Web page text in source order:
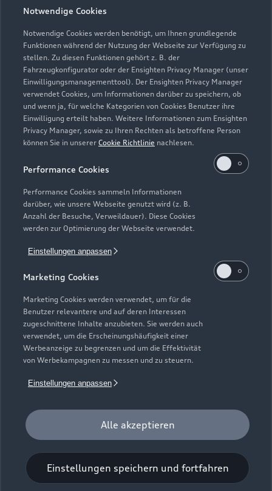
Notwendige Cookies
Notwendige Cookies werden benötigt, um Ihnen grundlegende
Funktionen während der Nutzung der Webseite zur Verfügung zu
stellen. Zu diesen Funktionen gehört z. B. der
Fahrzeugkonfigurator oder der Ensighten Privacy Manager (unser
Einwilligungsmanagementtool). Der Ensighten Privacy Manager
verwendet Cookies, um Informationen darüber zu speichern, ob
und wenn ja, für welche Kategorien von Cookies Benutzer ihre
Einwilligung erteilt haben. Weitere Informationen zum Ensighten
Privacy Manager, sowie zu Ihren Rechten als betroffene Person
können Sie in unserer Cookie Richtlinie nachlesen.
Performance Cookies
Performance Cookies sammeln Informationen
darüber, wie unsere Webseite genutzt wird (z. B.
Anzahl der Besuche, Verweildauer). Diese Cookies
werden zur Optimierung der Webseite verwendet.
Einstellungen anpassen
Marketing Cookies
Marketing Cookies werden verwendet, um für die
Benutzer relevantere und auf deren Interessen
zugeschnittene Inhalte anzubieten. Sie werden auch
verwendet, um die Erscheinungshäufigkeit einer
Werbeanzeige zu begrenzen und um die Effektivität
von Werbekampagnen zu messen und zu steuern.
Einstellungen anpassen
Alle akzeptieren
Einstellungen speichern und fortfahren
Finanzierung
Aktionen & Angebote
Geschäftskunden
Audi digital services
myAudi
Kundenservice
Händlersuche
Audi Code
Häufige Fragen (FAQ)
Audi Online Beratung
Online-Terminvereinbarung
Verträge kündigen
Unternehmen
Karriere
Investor Relations
Presse & Media Center
Datenschutz
Newsletter
© 2026 AUDI AG. Alle Rechte vorbehalten
Impressum
Datenschutzinformation
Cookie-Einstellungen
Digital Services Act
EU Data Act
Die direkten und indirekten Tochtergesellschaften der
gemeinsamen Kennzeichen „Volkswagen Financial Services“
verschiedene Leistungen. Es handelt sich hierbei um
Bankleistungen (durch Volkswagen Bank GmbH),
Leasingleistungen (durch Volkswagen Leasing GmbH),
Versicherungsleistungen (durch Volkswagen Versicherung AG,
Volkswagen Autoversicherung AG) sowie Mobilitätsleistungen
(u. a. durch Volkswagen Leasing GmbH). Zusätzlich werden
Versicherungsprodukte anderer Anbieter vermittelt.
Das Autohaus ist zertifiziert von der Audi Leasing,
Grundlage der Zertifizierung ist der Anteil der zertifizierten
Verkäufer dieses Standortes. Das Verfahren der Zertifizierung
der Neu- und Gebrauchtwagenverkäufer ist qualitätsgeprüft
durch den Lehrstuhl für Arbeits-, Organisations-,
Sozialpsychologie der Technischen Universität Braunschweig.